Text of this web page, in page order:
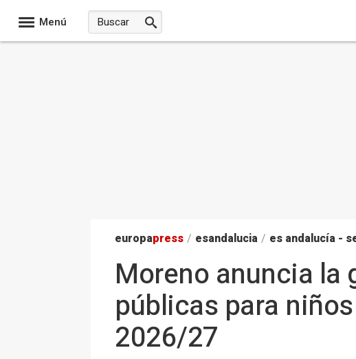
Menú
europapress / esandalucia / es andalucía -
Moreno anuncia la
públicas para
2026/27